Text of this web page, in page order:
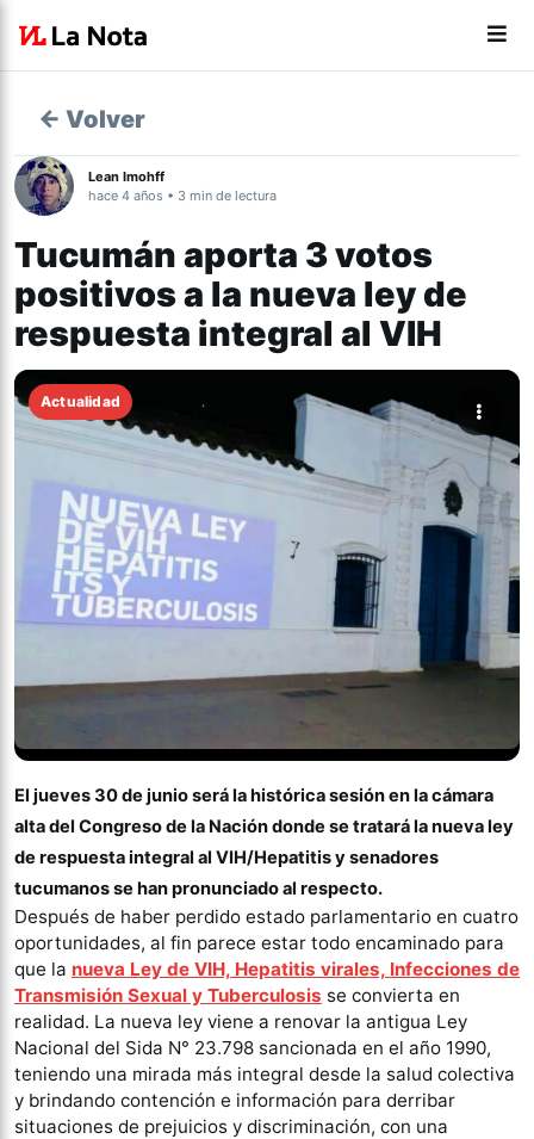
← Volver
Lean Imohff
hace 4 años • 3 min de lectura
Tucumán aporta 3 votos
positivos a la nueva ley de
respuesta integral al VIH
Actualidad
El jueves 30 de junio será la histórica sesión en la cámara
alta del Congreso de la Nación donde se tratará la nueva ley
de respuesta integral al VIH/Hepatitis y senadores
tucumanos se han pronunciado al respecto.
Después de haber perdido estado parlamentario en cuatro
oportunidades, al fin parece estar todo encaminado para
que la nueva Ley de VIH, Hepatitis virales, Infecciones de
Transmisión Sexual y Tuberculosis se convierta en
realidad. La nueva ley viene a renovar la antigua Ley
Nacional del Sida N° 23.798 sancionada en el año 1990,
teniendo una mirada más integral desde la salud colectiva
y brindando contención e información para derribar
situaciones de prejuicios y discriminación, con una